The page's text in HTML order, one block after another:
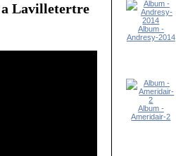
a Lavilletertre
Album -
Andresy-2014
Album -
Ameridair-2